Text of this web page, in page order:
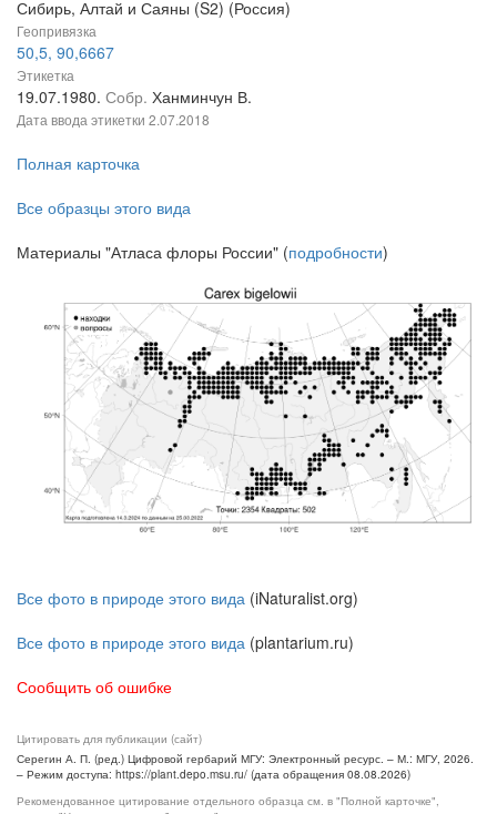
Сибирь, Алтай и Саяны (S2) (Россия)
Геопривязка
50,5, 90,6667
Этикетка
19.07.1980. Собр. Ханминчун В.
Дата ввода этикетки 2.07.2018
Полная карточка
Все образцы этого вида
Материалы "Атласа флоры России" (подробности)
Все фото в природе этого вида (iNaturalist.org)
Все фото в природе этого вида (plantarium.ru)
Сообщить об ошибке
Цитировать для публикации (сайт)
Серегин А. П. (ред.) Цифровой гербарий МГУ: Электронный ресурс. – М.: МГУ, 2026.
– Режим доступа: https://plant.depo.msu.ru/ (дата обращения 08.08.2026)
Рекомендованное цитирование отдельного образца см. в "Полной карточке",